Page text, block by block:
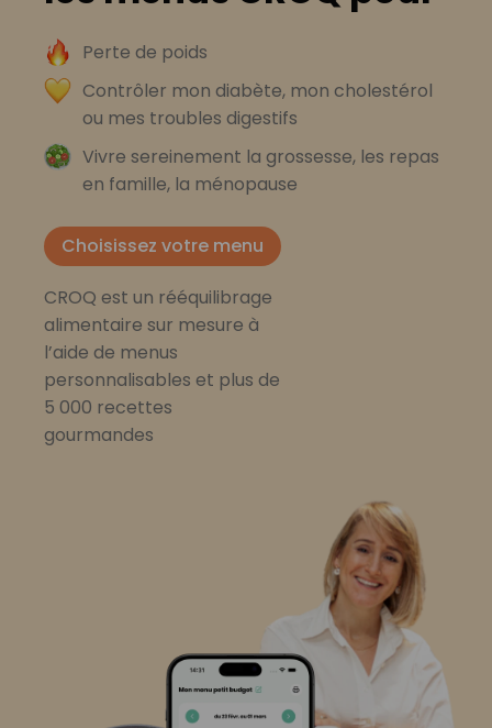
Perte de poids
Contrôler mon diabète, mon cholestérol
ou mes troubles digestifs
Vivre sereinement la grossesse, les repas
en famille, la ménopause
Choisissez votre menu
CROQ est un rééquilibrage
alimentaire sur mesure à
l’aide de menus
personnalisables et plus de
5 000 recettes
gourmandes